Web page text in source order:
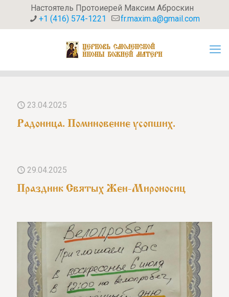
Настоятель Протоиерей Максим Аброскин
+1 (416) 574-1221
fr.maxim.a@gmail.com
23.04.2025
Радоница. Поминовение усопших.
29.04.2025
Праздник Святых Жен-Мироносиц